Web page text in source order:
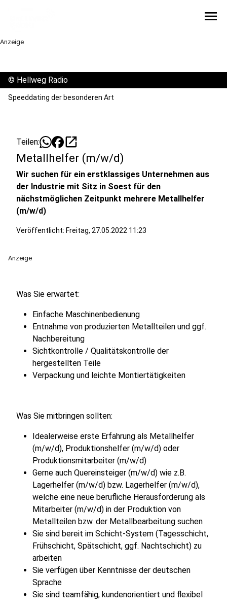
menu
Anzeige
© Hellweg Radio
Speeddating der besonderen Art
Teilen: open_in_new
Metallhelfer (m/w/d)
Wir suchen für ein erstklassiges Unternehmen aus
der Industrie mit Sitz in Soest für den
nächstmöglichen Zeitpunkt mehrere Metallhelfer
(m/w/d)
Veröffentlicht: Freitag, 27.05.2022 11:23
Anzeige
Was Sie erwartet:
Einfache Maschinenbedienung
Entnahme von produzierten Metallteilen und ggf.
Nachbereitung
Sichtkontrolle / Qualitätskontrolle der
hergestellten Teile
Verpackung und leichte Montiertätigkeiten
Was Sie mitbringen sollten:
Idealerweise erste Erfahrung als Metallhelfer
(m/w/d), Produktionshelfer (m/w/d) oder
Produktionsmitarbeiter (m/w/d)
Gerne auch Quereinsteiger (m/w/d) wie z.B.
Lagerhelfer (m/w/d) bzw. Lagerhelfer (m/w/d),
welche eine neue berufliche Herausforderung als
Mitarbeiter (m/w/d) in der Produktion von
Metallteilen bzw. der Metallbearbeitung suchen
Sie sind bereit im Schicht-System (Tagesschicht,
Frühschicht, Spätschicht, ggf. Nachtschicht) zu
arbeiten
Sie verfügen über Kenntnisse der deutschen
Sprache
Sie sind teamfähig, kundenorientiert und flexibel